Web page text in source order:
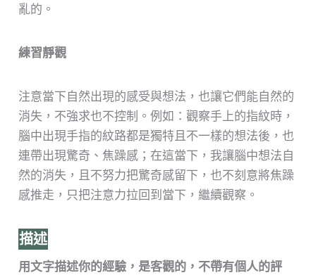
亂的。
練習靜觀
注意當下自然出現的感受與想法，也讓它們能自然的
消失，不強求也不控制。例如：觀察手上的指紋時，
腦中出現手指的紋路都是獨特且不一樣的想法後，也
連帶出現驚奇、焦躁感；在這當下，我讓腦中想法自
然的消失，且不努力把驚奇感留下，也不刻意將焦躁
感推走，只把注意力拉回到當下，繼續觀察。
描述
用文字描述你的經驗，是客觀的，不帶有個人的評